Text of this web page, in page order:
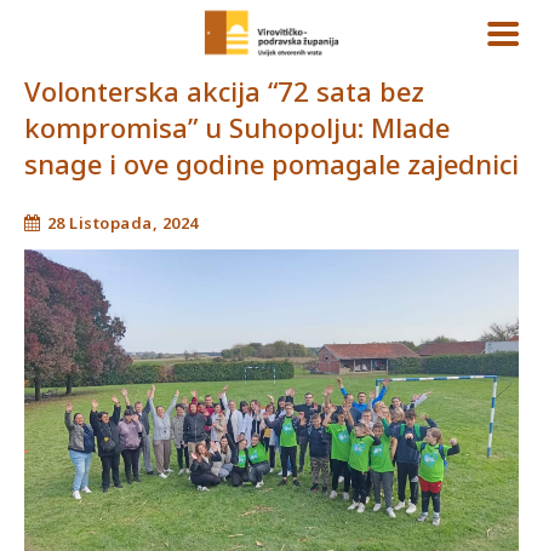
Volonterska akcija “72 sata bez
kompromisa” u Suhopolju: Mlade
snage i ove godine pomagale zajednici
28 Listopada, 2024